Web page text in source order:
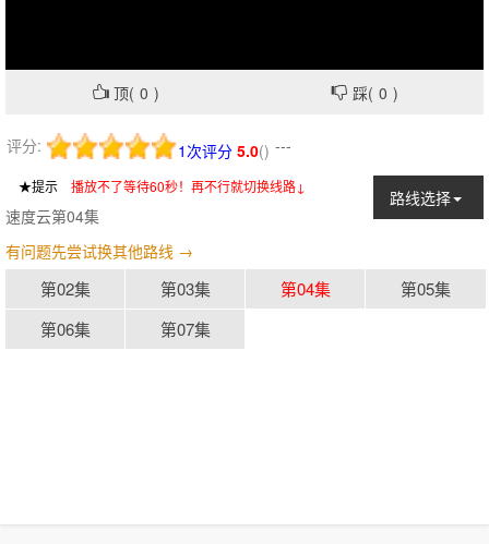
顶( 0 ) 踩( 0 )
评分: 5.0(
1次评分 ) ---
★提示 播放不了等待60秒！再不行就切换线路↓
路线选择
速度云第04集
有问题先尝试换其他路线 →
第02集 第03集 第04集
第05集
第06集
第07集